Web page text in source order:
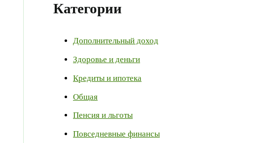
Категории
Дополнительный доход
Здоровье и деньги
Кредиты и ипотека
Общая
Пенсия и льготы
Повседневные финансы